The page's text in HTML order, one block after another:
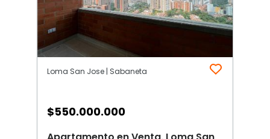
Loma San Jose | Sabaneta
$550.000.000